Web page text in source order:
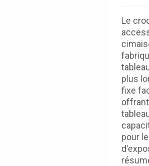
Le
plus
fixe
pour